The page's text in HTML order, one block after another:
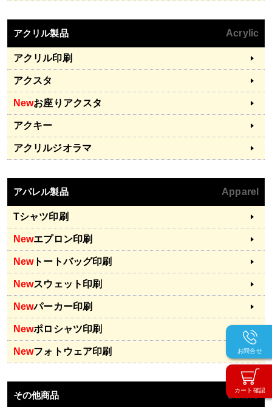
カート確認
お問合せ
アクリル製品 Acrylic
アクリル印刷
アクスタ
Newお座りアクスタ
アクキー
アクリルジオラマ
アパレル製品 Apparel
Tシャツ印刷
Newエプロン印刷
Newトートバッグ印刷
Newスウェット印刷
Newパーカー印刷
Newポロシャツ印刷
Newフォトウェア印刷
その他商品 Others